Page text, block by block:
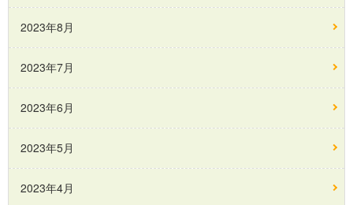
2023年8月
2023年7月
2023年6月
2023年5月
2023年4月